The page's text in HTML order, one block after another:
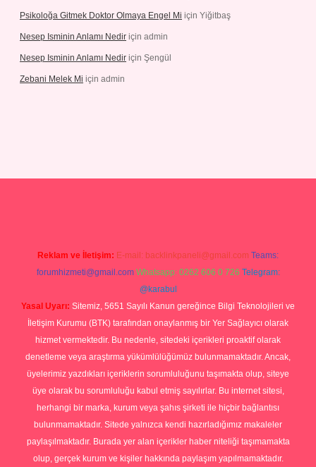
Psikoloğa Gitmek Doktor Olmaya Engel Mi için Yiğitbaş
Nesep Isminin Anlamı Nedir için admin
Nesep Isminin Anlamı Nedir için Şengül
Zebani Melek Mi için admin
Reklam ve İletişim: E-mail: backlinkpaneli@gmail.com Teams:
forumhizmeti@gmail.com Whatsapp: 0262 606 0 726 Telegram:
@karabul
Yasal Uyarı: Sitemiz, 5651 Sayılı Kanun gereğince Bilgi Teknolojileri ve
İletişim Kurumu (BTK) tarafından onaylanmış bir Yer Sağlayıcı olarak
hizmet vermektedir. Bu nedenle, sitedeki içerikleri proaktif olarak
denetleme veya araştırma yükümlülüğümüz bulunmamaktadır. Ancak,
üyelerimiz yazdıkları içeriklerin sorumluluğunu taşımakta olup, siteye
üye olarak bu sorumluluğu kabul etmiş sayılırlar. Bu internet sitesi,
herhangi bir marka, kurum veya şahıs şirketi ile hiçbir bağlantısı
bulunmamaktadır. Sitede yalnızca kendi hazırladığımız makaleler
paylaşılmaktadır. Burada yer alan içerikler haber niteliği taşımamakta
olup, gerçek kurum ve kişiler hakkında paylaşım yapılmamaktadır.